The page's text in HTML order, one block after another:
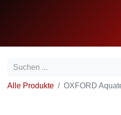
Alle Produkte OXFORD